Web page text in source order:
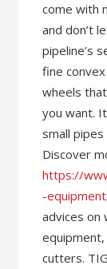
come with
and don’t
pipeline’s
fine
wheels
you want.
small
Discover
https://
-
advices on
cutters.